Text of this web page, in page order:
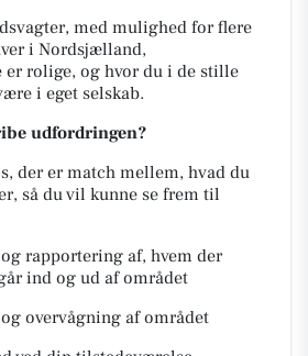
med mulighed for flere
i Nordsjælland,
er rolige, og hvor du i de stille
i eget selskab.
udfordringen?
der er match mellem, hvad du
så du vil kunne se frem til
rapportering af, hvem der
ind og ud af området
overvågning af området